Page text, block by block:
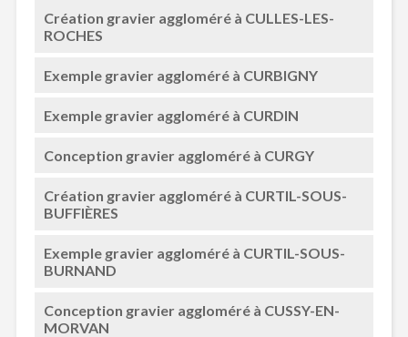
Création gravier aggloméré à CULLES-LES-
ROCHES
Exemple gravier aggloméré à CURBIGNY
Exemple gravier aggloméré à CURDIN
Conception gravier aggloméré à CURGY
Création gravier aggloméré à CURTIL-SOUS-
BUFFIÈRES
Exemple gravier aggloméré à CURTIL-SOUS-
BURNAND
Conception gravier aggloméré à CUSSY-EN-
MORVAN